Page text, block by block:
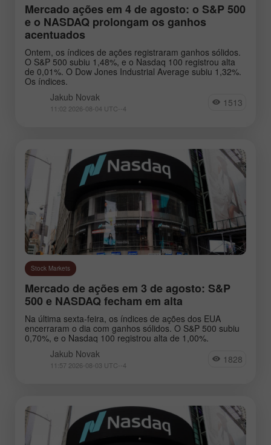
Mercado ações em 4 de agosto: o S&P 500
e o NASDAQ prolongam os ganhos
acentuados
Ontem, os índices de ações registraram ganhos sólidos.
O S&P 500 subiu 1,48%, e o Nasdaq 100 registrou alta
de 0,01%. O Dow Jones Industrial Average subiu 1,32%.
Os índices.
Jakub Novak
11:02 2026-08-04 UTC--4 1513
Stock Markets
Mercado de ações em 3 de agosto: S&P
500 e NASDAQ fecham em alta
Na última sexta-feira, os índices de ações dos EUA
encerraram o dia com ganhos sólidos. O S&P 500 subiu
0,70%, e o Nasdaq 100 registrou alta de 1,00%.
Jakub Novak
11:57 2026-08-03 UTC--4 1828